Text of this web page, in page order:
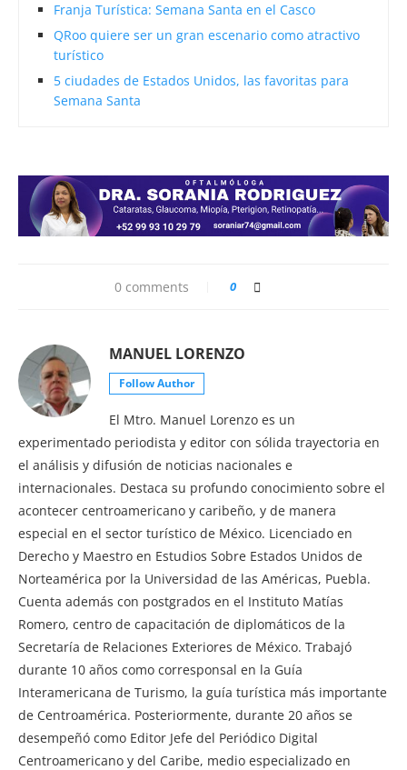
Franja Turística: Semana Santa en el Casco
QRoo quiere ser un gran escenario como atractivo
turístico
5 ciudades de Estados Unidos, las favoritas para
Semana Santa
0 comments 0
MANUEL LORENZO
Follow Author
El Mtro. Manuel Lorenzo es un
experimentado periodista y editor con sólida trayectoria en
el análisis y difusión de noticias nacionales e
internacionales. Destaca su profundo conocimiento sobre el
acontecer centroamericano y caribeño, y de manera
especial en el sector turístico de México. Licenciado en
Derecho y Maestro en Estudios Sobre Estados Unidos de
Norteamérica por la Universidad de las Américas, Puebla.
Cuenta además con postgrados en el Instituto Matías
Romero, centro de capacitación de diplomáticos de la
Secretaría de Relaciones Exteriores de México. Trabajó
durante 10 años como corresponsal en la Guía
Interamericana de Turismo, la guía turística más importante
de Centroamérica. Posteriormente, durante 20 años se
desempeñó como Editor Jefe del Periódico Digital
Centroamericano y del Caribe, medio especializado en